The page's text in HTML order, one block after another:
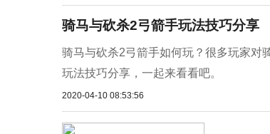
骑马与砍杀2弓箭手玩法技巧分享
骑马与砍杀2弓箭手如何玩？很多玩家对
玩法技巧分享，一起来看看吧。
2020-04-10 08:53:56